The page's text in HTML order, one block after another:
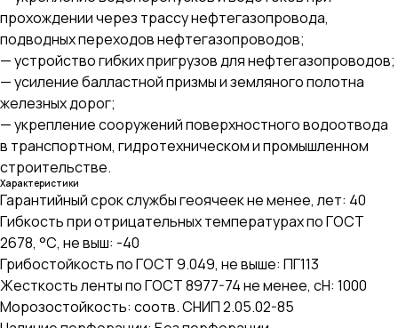
прохождении через трассу нефтегазопровода,
подводных переходов нефтегазопроводов;
— устройство гибких пригрузов для нефтегазопроводов;
— усиление балластной призмы и земляного полотна
железных дорог;
— укрепление сооружений поверхностного водоотвода
в транспортном, гидротехническом и промышленном
строительстве.
Характеристики
Гарантийный срок службы геоячеек не менее, лет: 40
Гибкость при отрицательных температурах по ГОСТ
2678, °С, не выш: -40
Грибостойкость по ГОСТ 9.049, не выше: ПГ113
Жесткость ленты по ГОСТ 8977-74 не менее, сН: 1000
Морозостойкость: соотв. СНИП 2.05.02-85